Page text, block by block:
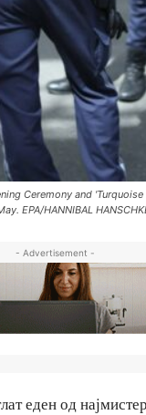
Ceremony and
EPA/HANNIBAL
- Advertisement -
еден од